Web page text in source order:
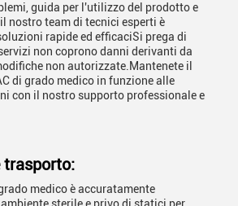
guida per l'utilizzo del prodotto e
nostro team di tecnici esperti è
rapide ed efficaciSi prega di
non coprono danni derivanti da
non autorizzate.Mantenete il
di grado medico in funzione alle
con il nostro supporto professionale e
trasporto:
medico è accuratamente